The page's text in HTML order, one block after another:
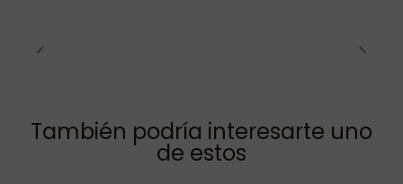
También podría interesarte uno
de estos